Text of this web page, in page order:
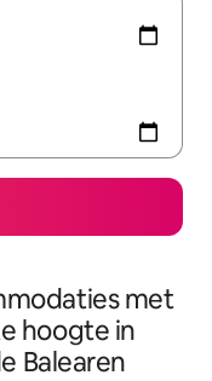
met
hoogte in
Balearen